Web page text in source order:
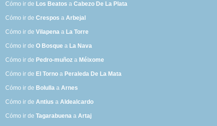
Cómo ir de Los Beatos aCabezo De La Plata
Cómo ir deCrespos aArbejal
Cómo ir deVilapena a La Torre
Cómo ir deO Bosque a La Nava
Cómo ir de Pedro-muñoz a Méixome
Cómo ir de El Torno a Peraleda De La Mata
Cómo ir de Bolulla aArnes
Cómo ir deAntius aAldealcardo
Cómo ir deTagarabuena aArtaj